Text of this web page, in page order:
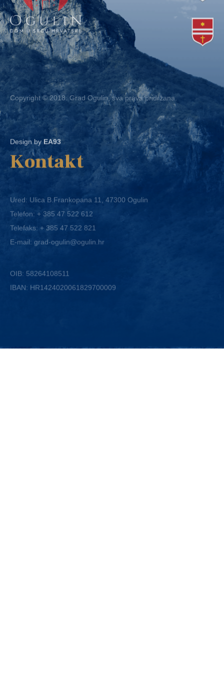
Copyright © 2018. Grad Ogulin, sva prava pridržana.
Design by EA93
Kontakt
Ured: Ulica B.Frankopana 11, 47300 Ogulin
Telefon: + 385 47 522 612
Telefaks: + 385 47 522 821
E-mail:
grad-ogulin@ogulin.hr
IBAN: HR1424020061829700009